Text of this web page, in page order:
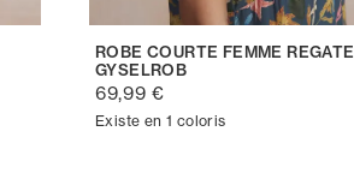
ROBE COURTE FEMME REGATE
GYSELROB
69,99 €
Existe en 1 coloris